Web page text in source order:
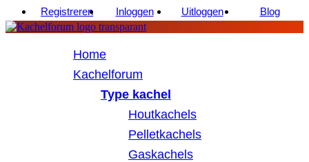
Registreren Inloggen Uitloggen Blog
Home
Kachelforum
Type kachel
Houtkachels
Pelletkachels
Gaskachels